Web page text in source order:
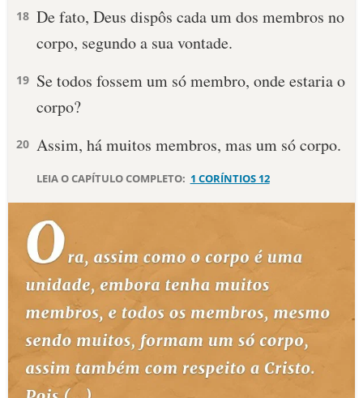
18 De fato, Deus dispôs cada um dos membros no
corpo, segundo a sua vontade.
19 Se todos fossem um só membro, onde estaria o
corpo?
20 Assim, há muitos membros, mas um só corpo.
LEIA O CAPÍTULO COMPLETO: 1 CORÍNTIOS 12